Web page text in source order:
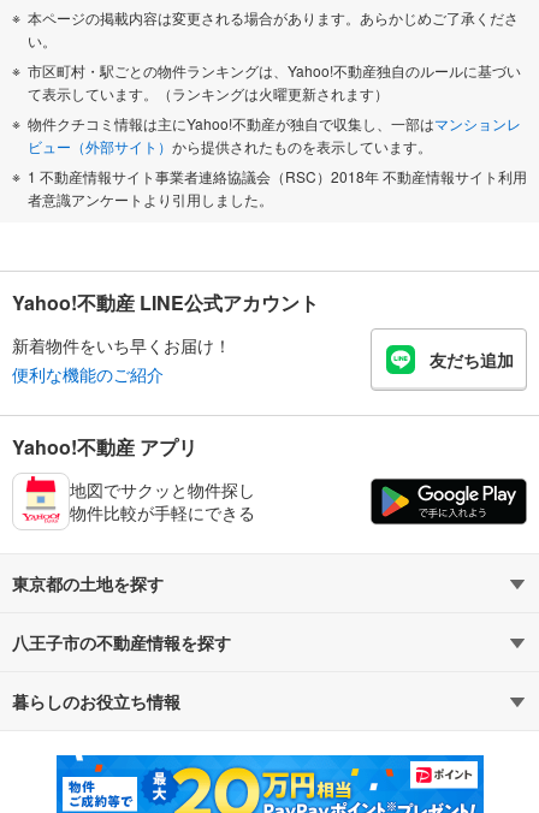
本ページの掲載内容は変更される場合があります。あらかじめご了承くださ
い。
市区町村・駅ごとの物件ランキングは、Yahoo!不動産独自のルールに基づい
て表示しています。（ランキングは火曜更新されます）
物件クチコミ情報は主にYahoo!不動産が独自で収集し、一部はマンションレ
ビュー（外部サイト） から提供されたものを表示しています。
1 不動産情報サイト事業者連絡協議会（RSC）2018年 不動産情報サイト利用
者意識アンケートより引用しました。
Yahoo!不動産 LINE公式アカウント
新着物件をいち早くお届け！
便利な機能のご紹介
友だち追加
Yahoo!不動産 アプリ
地図でサクッと物件探し
物件比較が手軽にできる
東京都の土地を探す
路線・駅から探す
通勤・通学時間から探す
八王子市の不動産情報を探す
不動産・住宅
新築マンション 中古マンション
暮らしのお役立ち情報
マンションカタログ 教えて！住まいの先生